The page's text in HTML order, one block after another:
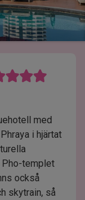
med
i hjärtat
Pho-templet
också
skytrain, så